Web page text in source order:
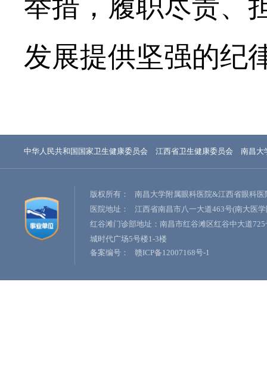
举措，履职尽责、
发展提供坚强的纪
中华人民共和国国家卫生健康委员会 江西省卫生健康委员会 南昌大
版权所有：
南昌大学附属眼科医院&江西省眼科医
医院地址：
江西省南昌市八一大道463号(南大医
红谷滩门诊部地址：南昌市红谷滩区红谷中大道725
城时代广场5号楼1-3楼
备案编号：
赣ICP备12007168号-1